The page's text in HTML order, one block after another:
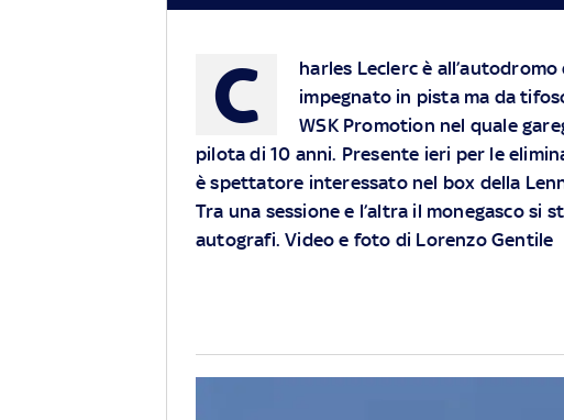
C
harles Leclerc è
impegnato in pista ma da
WSK Promotion nel quale
pilota di 10 anni. Presente ieri per le
è spettatore interessato nel box della
Tra una sessione e l’altra il monegasco
autografi. Video e foto di Lorenzo Gentile